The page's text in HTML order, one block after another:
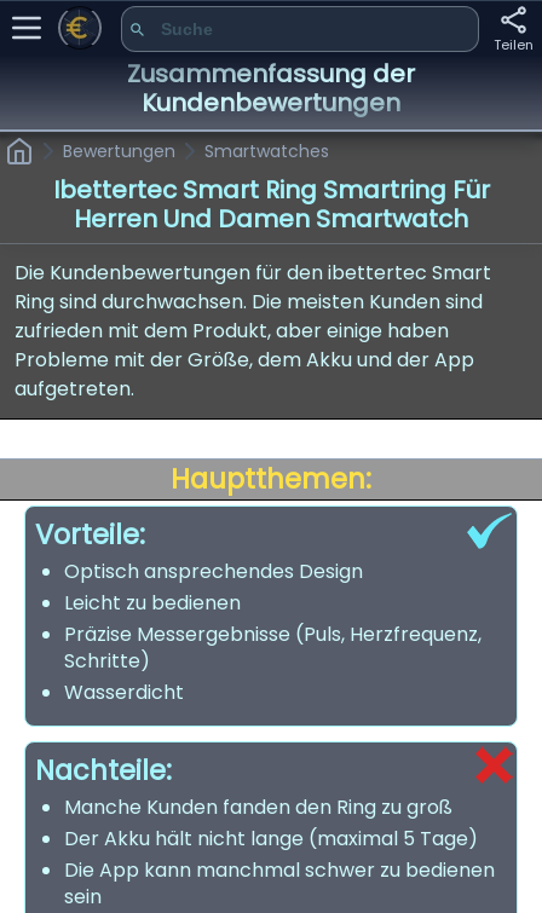
Teilen
Zusammenfassung der
Kundenbewertungen
Bewertungen Smartwatches
Ibettertec Smart Ring Smartring Für
Herren Und Damen Smartwatch
Die Kundenbewertungen für den ibettertec Smart
Ring sind durchwachsen. Die meisten Kunden sind
zufrieden mit dem Produkt, aber einige haben
Probleme mit der Größe, dem Akku und der App
aufgetreten.
Hauptthemen:
Vorteile:
Optisch ansprechendes Design
Leicht zu bedienen
Präzise Messergebnisse (Puls, Herzfrequenz,
Schritte)
Wasserdicht
Nachteile:
Manche Kunden fanden den Ring zu groß
Der Akku hält nicht lange (maximal 5 Tage)
Die App kann manchmal schwer zu bedienen
sein